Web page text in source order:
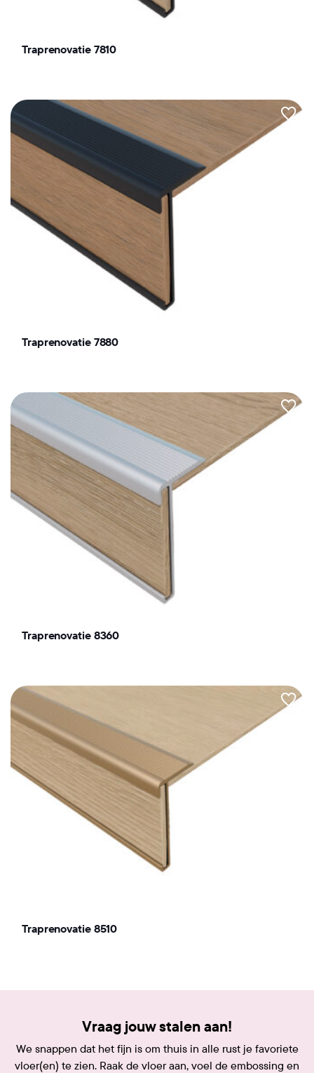
Traprenovatie 7810
Traprenovatie 7880
Traprenovatie 8360
Traprenovatie 8510
Vraag jouw stalen aan!
We snappen dat het fijn is om thuis in alle rust je favoriete
vloer(en) te zien. Raak de vloer aan, voel de embossing en